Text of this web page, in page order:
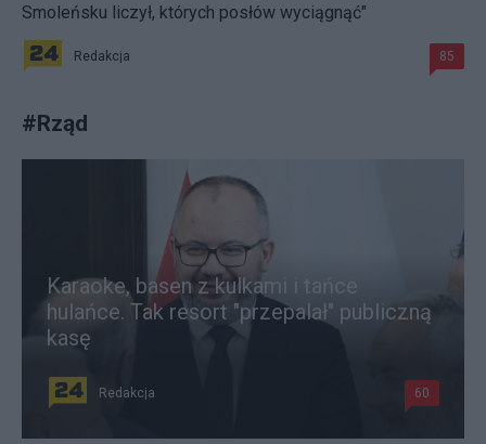
Smoleńsku liczył, których posłów wyciągnąć"
Redakcja 85
#Rząd
Karaoke, basen z kulkami i tańce
hulańce. Tak resort "przepalał" publiczną
kasę
Redakcja 60